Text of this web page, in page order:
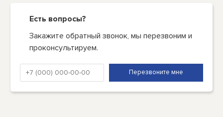
Есть вопросы?
Закажите обратный звонок, мы перезвоним и
проконсультируем.